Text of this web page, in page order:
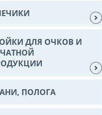
ДЛЯ ОЧКОВ И
ПОЛОГА